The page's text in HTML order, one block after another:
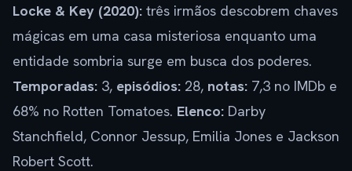
Locke & Key (2020): três irmãos descobrem chaves
mágicas em uma casa misteriosa enquanto uma
entidade sombria surge em busca dos poderes.
Temporadas: 3, episódios: 28, notas: 7,3 no IMDb e
68% no Rotten Tomatoes. Elenco: Darby
Stanchfield, Connor Jessup, Emilia Jones e Jackson
Robert Scott.